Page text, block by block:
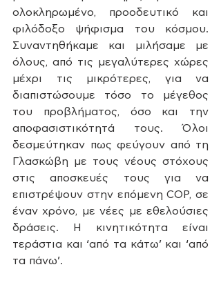
ολοκληρωμένο, προοδευτικό και
φιλόδοξο ψήφισμα του κόσμου.
Συναντηθήκαμε και μιλήσαμε με
όλους, από τις μεγαλύτερες χώρες
μέχρι τις μικρότερες, για να
διαπιστώσουμε τόσο το μέγεθος
του προβλήματος, όσο και την
αποφασιστικότητά τους. Όλοι
δεσμεύτηκαν πως φεύγουν από τη
Γλασκώβη με τους νέους στόχους
στις αποσκευές τους για να
επιστρέψουν στην επόμενη COP, σε
έναν χρόνο, με νέες με εθελούσιες
δράσεις. Η κινητικότητα είναι
τεράστια και ‘από τα κάτω’ και ‘από
τα πάνω’.